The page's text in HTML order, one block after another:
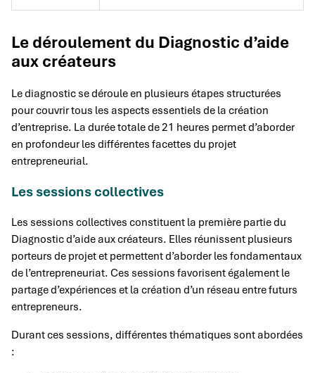
Le déroulement du Diagnostic d’aide
aux créateurs
Le diagnostic se déroule en plusieurs étapes structurées
pour couvrir tous les aspects essentiels de la création
d’entreprise. La durée totale de 21 heures permet d’aborder
en profondeur les différentes facettes du projet
entrepreneurial.
Les sessions collectives
Les sessions collectives constituent la première partie du
Diagnostic d’aide aux créateurs. Elles réunissent plusieurs
porteurs de projet et permettent d’aborder les fondamentaux
de l’entrepreneuriat. Ces sessions favorisent également le
partage d’expériences et la création d’un réseau entre futurs
entrepreneurs.
Durant ces sessions, différentes thématiques sont abordées
: